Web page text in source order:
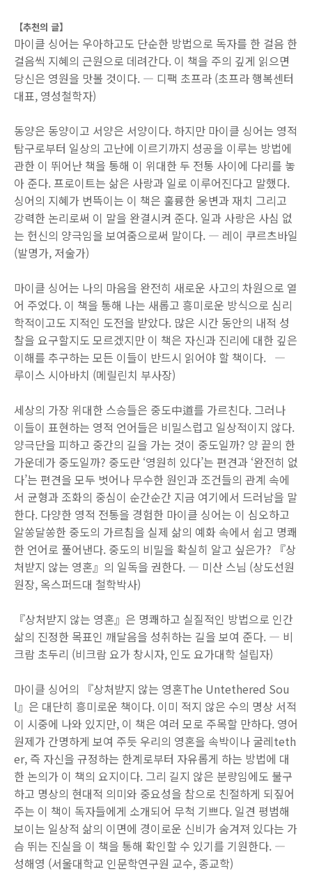
【추천의 글】
마이클 싱어는 우아하고도 단순한 방법으로 독자를 한 걸음 한
걸음씩 지혜의 근원으로 데려간다. 이 책을 주의 깊게 읽으면
당신은 영원을 맛볼 것이다. ― 디팩 초프라 (초프라 행복센터
대표, 영성철학자)
동양은 동양이고 서양은 서양이다. 하지만 마이클 싱어는 영적
탐구로부터 일상의 고난에 이르기까지 성공을 이루는 방법에
관한 이 뛰어난 책을 통해 이 위대한 두 전통 사이에 다리를 놓
아 준다. 프로이트는 삶은 사랑과 일로 이루어진다고 말했다.
싱어의 지혜가 번뜩이는 이 책은 훌륭한 웅변과 재치 그리고
강력한 논리로써 이 말을 완결시켜 준다. 일과 사랑은 사심 없
는 헌신의 양극임을 보여줌으로써 말이다. ― 레이 쿠르츠바일
(발명가, 저술가)
마이클 싱어는 나의 마음을 완전히 새로운 사고의 차원으로 열
어 주었다. 이 책을 통해 나는 새롭고 흥미로운 방식으로 심리
학적이고도 지적인 도전을 받았다. 많은 시간 동안의 내적 성
찰을 요구할지도 모르겠지만 이 책은 자신과 진리에 대한 깊은
이해를 추구하는 모든 이들이 반드시 읽어야 할 책이다. ―
루이스 시아바치 (메릴린치 부사장)
세상의 가장 위대한 스승들은 중도中道를 가르친다. 그러나
이들이 표현하는 영적 언어들은 비밀스럽고 일상적이지 않다.
양극단을 피하고 중간의 길을 가는 것이 중도일까? 양 끝의 한
가운데가 중도일까? 중도란 ‘영원히 있다’는 편견과 ‘완전히 없
다’는 편견을 모두 벗어나 무수한 원인과 조건들의 관계 속에
서 균형과 조화의 중심이 순간순간 지금 여기에서 드러남을 말
한다. 다양한 영적 전통을 경험한 마이클 싱어는 이 심오하고
알쏭달쏭한 중도의 가르침을 실제 삶의 예화 속에서 쉽고 명쾌
한 언어로 풀어낸다. 중도의 비밀을 확실히 알고 싶은가? 『상
처받지 않는 영혼』의 일독을 권한다. ― 미산 스님 (상도선원
원장, 옥스퍼드대 철학박사)
『상처받지 않는 영혼』은 명쾌하고 실질적인 방법으로 인간
삶의 진정한 목표인 깨달음을 성취하는 길을 보여 준다. ― 비
크람 초두리 (비크람 요가 창시자, 인도 요가대학 설립자)
마이클 싱어의 『상처받지 않는 영혼The Untethered Sou
l』은 대단히 흥미로운 책이다. 이미 적지 않은 수의 명상 서적
이 시중에 나와 있지만, 이 책은 여러 모로 주목할 만하다. 영어
원제가 간명하게 보여 주듯 우리의 영혼을 속박이나 굴레teth
er, 즉 자신을 규정하는 한계로부터 자유롭게 하는 방법에 대
한 논의가 이 책의 요지이다. 그리 길지 않은 분량임에도 불구
하고 명상의 현대적 의미와 중요성을 참으로 친절하게 되짚어
주는 이 책이 독자들에게 소개되어 무척 기쁘다. 일견 평범해
보이는 일상적 삶의 이면에 경이로운 신비가 숨겨져 있다는 가
슴 뛰는 진실을 이 책을 통해 확인할 수 있기를 기원한다. ―
성해영 (서울대학교 인문학연구원 교수, 종교학)